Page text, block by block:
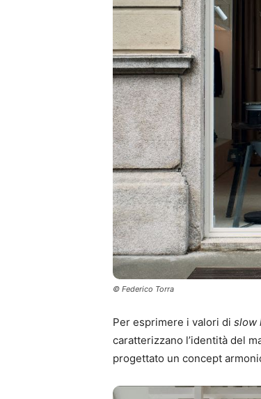
© Federico Torra
Per esprimere i valori di slow
caratterizzano l’identità del
progettato un concept